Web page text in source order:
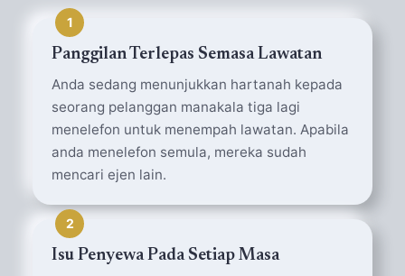
1
Panggilan Terlepas Semasa Lawatan
Anda sedang menunjukkan hartanah kepada
seorang pelanggan manakala tiga lagi
menelefon untuk menempah lawatan. Apabila
anda menelefon semula, mereka sudah
mencari ejen lain.
2
Isu Penyewa Pada Setiap Masa